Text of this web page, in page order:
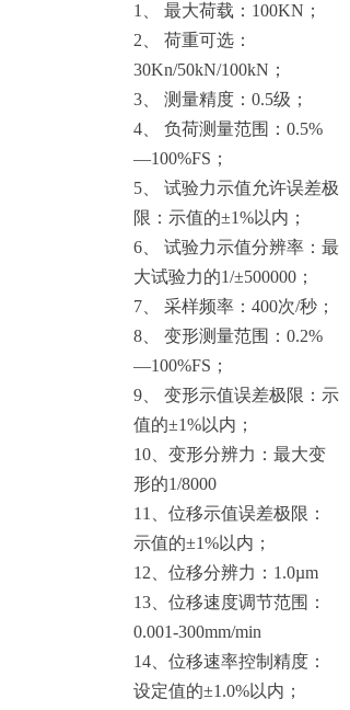
1、
最大荷载：100KN；
2、
荷重可选：
30Kn/50kN/100kN；
3、
测量精度：0.5级；
4、
负荷测量范围：0.5%
—100%FS；
5、
试验力示值允许误差极
限：示值的±1%以内；
6、
试验力示值分辨率：最
大试验力的1/±500000；
7、
采样频率：400次/秒；
8、
变形测量范围：0.2%
—100%FS；
9、
变形示值误差极限：示
值的±1%以内；
10、变形分辨力：最大变
形的1/8000
11、位移示值误差极限：
示值的±1%以内；
12、位移分辨力：1.0µm
13、位移速度调节范围：
0.001-300mm/min
14、位移速率控制精度：
设定值的±1.0%以内；